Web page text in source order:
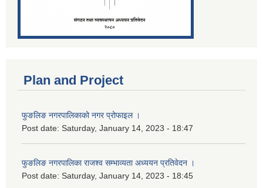
Plan and Project
फुङलिङ नगरपालिकाको नगर प्रोफाइल ।
Post date: Saturday, January 14, 2023 - 18:47
फुङलिङ नगरपालिका राजश्व सम्भाव्यता अध्ययन प्रतिवेदन ।
Post date: Saturday, January 14, 2023 - 18:45